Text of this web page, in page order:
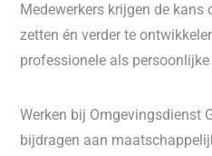
Medewerkers krijgen de kans
zetten én verder te
professionele als persoonlijke
Werken bij Omgevingsdienst
bijdragen aan